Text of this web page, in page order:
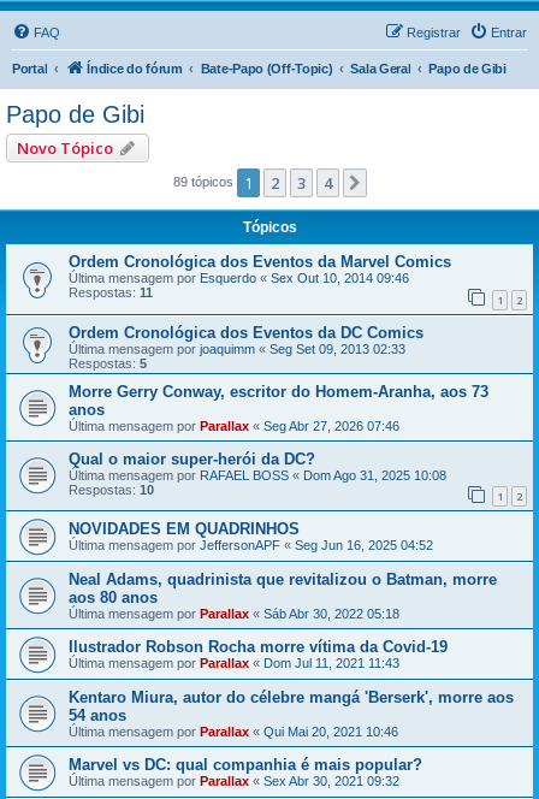
FAQ Entrar
Registrar
Portal Índice do fórum Bate-Papo (Off-Topic) Sala Geral Papo de Gibi
Papo de Gibi
Novo Tópico
89 tópicos 1 2 3 4
Tópicos
Ordem Cronológica dos Eventos da Marvel Comics
Última mensagem por Esquerdo « Sex Out 10, 2014 09:46
Respostas: 11 1 2
Ordem Cronológica dos Eventos da DC Comics
Última mensagem por joaquimm « Seg Set 09, 2013 02:33
Respostas: 5
Morre Gerry Conway, escritor do Homem-Aranha, aos 73
anos
Última mensagem por Parallax « Seg Abr 27, 2026 07:46
Qual o maior super-herói da DC?
Última mensagem por RAFAEL BOSS « Dom Ago 31, 2025 10:08
Respostas: 10 1 2
NOVIDADES EM QUADRINHOS
Última mensagem por JeffersonAPF « Seg Jun 16, 2025 04:52
Neal Adams, quadrinista que revitalizou o Batman, morre
aos 80 anos
Última mensagem por Parallax « Sáb Abr 30, 2022 05:18
Ilustrador Robson Rocha morre vítima da Covid-19
Última mensagem por Parallax « Dom Jul 11, 2021 11:43
Kentaro Miura, autor do célebre mangá 'Berserk', morre aos
54 anos
Última mensagem por Parallax « Qui Mai 20, 2021 10:46
Marvel vs DC: qual companhia é mais popular?
Última mensagem por Parallax « Sex Abr 30, 2021 09:32